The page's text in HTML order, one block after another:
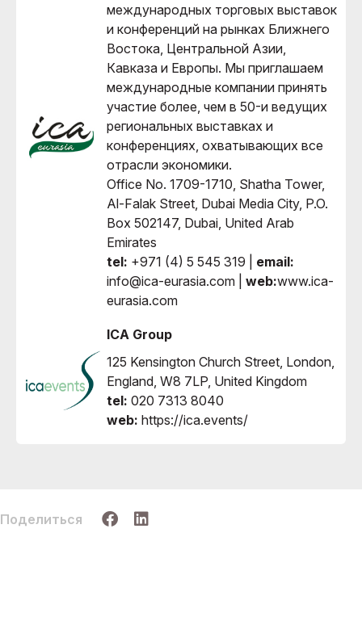
международных торговых выставок
и конференций на рынках Ближнего
Востока, Центральной Азии,
Кавказа и Европы. Мы приглашаем
международные компании принять
участие более, чем в 50-и ведущих
региональных выставках и
конференциях, охватывающих все
отрасли экономики.
Office No. 1709-1710, Shatha Tower,
Al-Falak Street, Dubai Media City, P.O.
Box 502147, Dubai, United Arab
Emirates
tel: +971 (4) 5 545 319 | email:
info@ica-eurasia.com | web:www.ica-
eurasia.com
ICA Group
125 Kensington Church Street, London,
England, W8 7LP, United Kingdom
tel: 020 7313 8040
web: https://ica.events/
Поделиться